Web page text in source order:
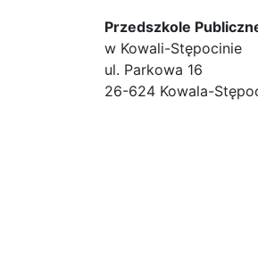
Przedszkole
w Kowali-Stępocinie
ul. Parkowa 16
26-624 Kowala-